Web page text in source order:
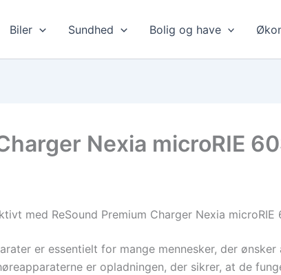
Biler Sundhed Bolig og have
Nexia microRIE
med ReSound Premium Charger Nexia microRIE
er essentielt for mange mennesker, der
er opladningen, der sikrer, at de